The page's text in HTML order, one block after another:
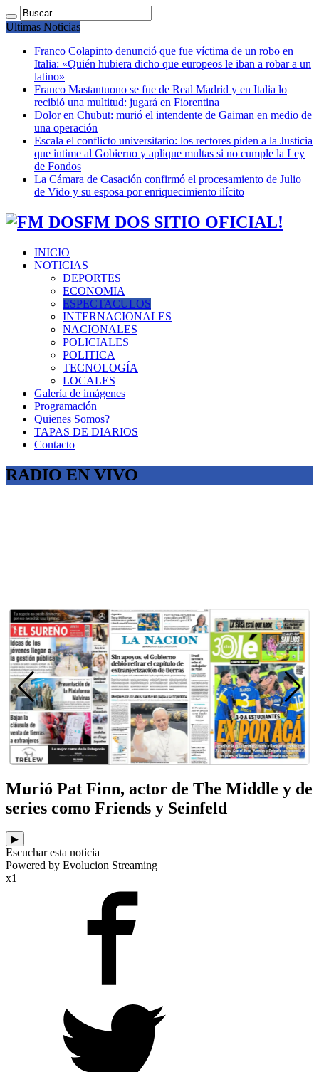
Ultimas Noticias
Franco Colapinto denunció que fue víctima de un robo en
Italia: «Quién hubiera dicho que europeos le iban a robar a un
latino»
Franco Mastantuono se fue de Real Madrid y en Italia lo
recibió una multitud: jugará en Fiorentina
Dolor en Chubut: murió el intendente de Gaiman en medio de
una operación
Escala el conflicto universitario: los rectores piden a la Justicia
que intime al Gobierno y aplique multas si no cumple la Ley
de Fondos
La Cámara de Casación confirmó el procesamiento de Julio
de Vido y su esposa por enriquecimiento ilícito
FM DOS SITIO OFICIAL!
INICIO
NOTICIAS
DEPORTES
ECONOMIA
ESPECTACULOS
INTERNACIONALES
NACIONALES
POLICIALES
POLITICA
TECNOLOGÍA
LOCALES
Galería de imágenes
Programación
Quienes Somos?
TAPAS DE DIARIOS
Contacto
RADIO EN VIVO
Murió Pat Finn, actor de The Middle y de
series como Friends y Seinfeld
▶
Escuchar esta noticia
Powered by Evolucion Streaming
x1